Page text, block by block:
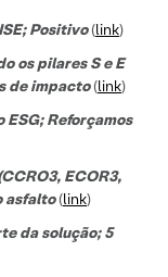
Positivo(link)
os pilares S e E
de impacto(link)
Reforçamos
ECOR3,
asfalto(link)
da solução; 5